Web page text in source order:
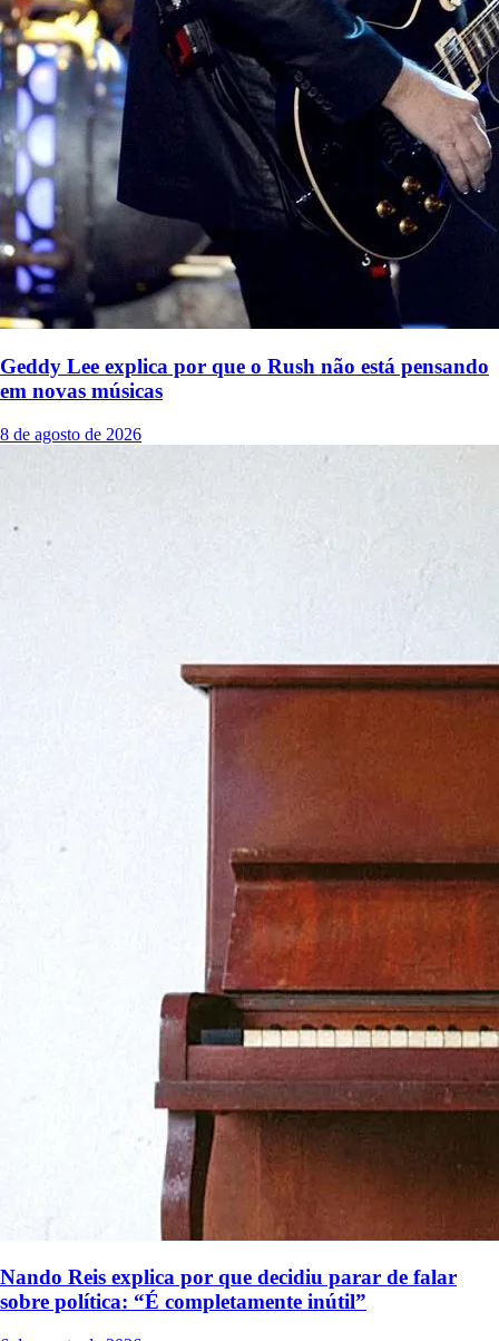
Geddy Lee explica por que o Rush não está pensando
em novas músicas
8 de agosto de 2026
Nando Reis explica por que decidiu parar de falar
sobre política: “É completamente inútil”